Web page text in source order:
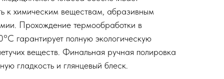
к химическим веществам, абразивным
Прохождение термообработки в
гарантирует полную экологическую
веществ. Финальная ручная полировка
гладкость и глянцевый блеск.